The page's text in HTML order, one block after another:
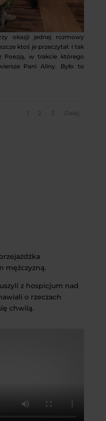
okazji jednej rozmowy
ktoś je przeczytał. I tak
Poezją, w trakcie którego
Pani Aliny. Było to
1 2 3 Dalej
mężczyzną.
z hospicjum nad
o rzeczach
chwilą.